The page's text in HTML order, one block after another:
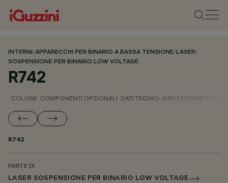
INTERNI/APPARECCHI PER BINARIO A BASSA TENSIONE/LASER/
SOSPENSIONE PER BINARIO LOW VOLTAGE
R742
COLORE COMPONENTI OPZIONALI DATI TECNICI DATI FOTOMETRICI
R742
PARTE DI
LASER SOSPENSIONE PER BINARIO LOW VOLTAGE